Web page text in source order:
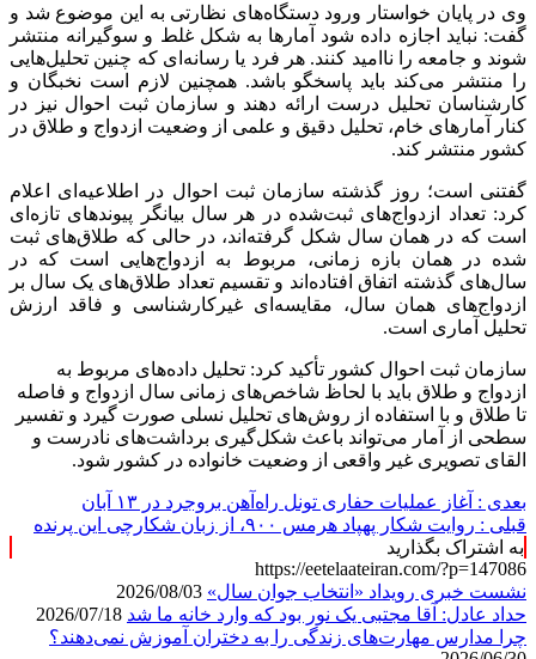
وی در پایان خواستار ورود دستگاه‌های نظارتی به این موضوع شد و
گفت: نباید اجازه داده شود آمارها به شکل غلط و سوگیرانه منتشر
شوند و جامعه را ناامید کنند. هر فرد یا رسانه‌ای که چنین تحلیل‌هایی
را منتشر می‌کند باید پاسخگو باشد. همچنین لازم است نخبگان و
کارشناسان تحلیل درست ارائه دهند و سازمان ثبت احوال نیز در
کنار آمارهای خام، تحلیل دقیق و علمی از وضعیت ازدواج و طلاق در
کشور منتشر کند.
گفتنی است؛ روز گذشته سازمان ثبت احوال در اطلاعیه‌ای اعلام
کرد: تعداد ازدواج‌های ثبت‌شده در هر سال بیانگر پیوندهای تازه‌ای
است که در همان سال شکل گرفته‌اند، در حالی که طلاق‌های ثبت
شده در همان بازه زمانی، مربوط به ازدواج‌هایی است که در
سال‌های گذشته اتفاق افتاده‌اند و تقسیم تعداد طلاق‌های یک سال بر
ازدواج‌های همان سال، مقایسه‌ای غیرکارشناسی و فاقد ارزش
تحلیل آماری است.
سازمان ثبت احوال کشور تأکید کرد: تحلیل داده‌های مربوط به
ازدواج و طلاق باید با لحاظ شاخص‌های زمانی سال ازدواج و فاصله
تا طلاق و با استفاده از روش‌های تحلیل نسلی صورت گیرد و تفسیر
سطحی از آمار می‌تواند باعث شکل‌گیری برداشت‌های نادرست و
القای تصویری غیر واقعی از وضعیت خانواده در کشور شود.
بعدی : آغاز عملیات حفاری تونل راه‌آهن بروجرد در ۱۳ آبان
قبلی : روایت شکار پهپاد هرمس ۹۰۰، از زبان شکارچی این پرنده
به اشتراک بگذارید
https://eetelaateiran.com/?p=147086
نشست خبری رویداد «انتخاب جوان سال»
حداد عادل: آقا مجتبی یک نور بود که وارد خانه ما شد
چرا مدارس مهارت‌های زندگی را به دختران آموزش نمی‌دهند؟